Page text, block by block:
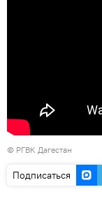
© РГВК Дагестан
Подписаться